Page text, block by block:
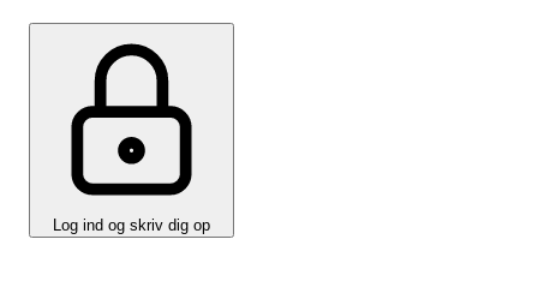
Log ind og skriv dig op